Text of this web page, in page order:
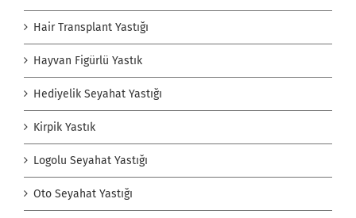
Hair Transplant Yastığı
Hayvan Figürlü Yastık
Hediyelik Seyahat Yastığı
Kirpik Yastık
Logolu Seyahat Yastığı
Oto Seyahat Yastığı